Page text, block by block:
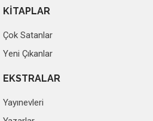
KİTAPLAR
Çok Satanlar
Yeni Çıkanlar
EKSTRALAR
Yayınevleri